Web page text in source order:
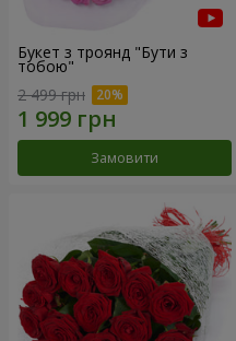
Букет з троянд "Бути з
тобою"
2 499 грн
Замовити